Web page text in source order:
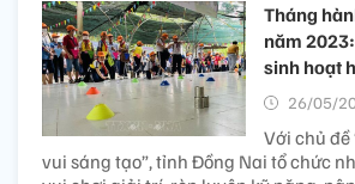
Tháng
năm
sinh hoạt
26/05/
Với chủ đề
vui sáng tạo”, tỉnh Đồng Nai tổ chức